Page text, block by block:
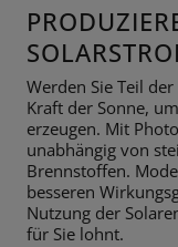
Werden Sie Teil
Kraft der Sonne,
erzeugen. Mit
unabhängig von
Brennstoffen.
besseren
Nutzung der
für Sie lohnt.